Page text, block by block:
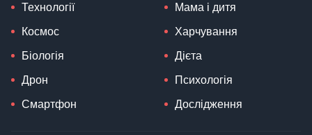
Технології
Космос
Біологія
Дрон
Смартфон
Мама і дитя
Харчування
Дієта
Психологія
Дослідження